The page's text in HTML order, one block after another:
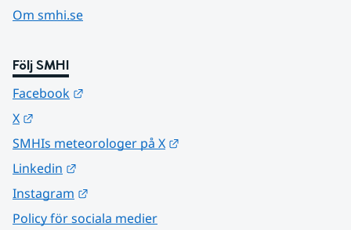
Om smhi.se
Följ SMHI
Facebook
X
SMHIs meteorologer på X
Linkedin
Instagram
Policy för sociala medier